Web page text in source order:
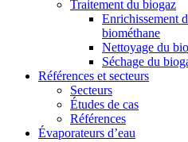
Traitement du biogaz
Enrichissement
biométhane
Nettoyage du
Séchage du
Références et secteurs
Secteurs
Études de cas
Références
Évaporateurs d’eau